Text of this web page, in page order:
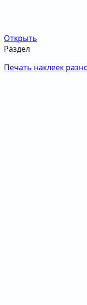
Открыть
Раздел
Печать наклеек